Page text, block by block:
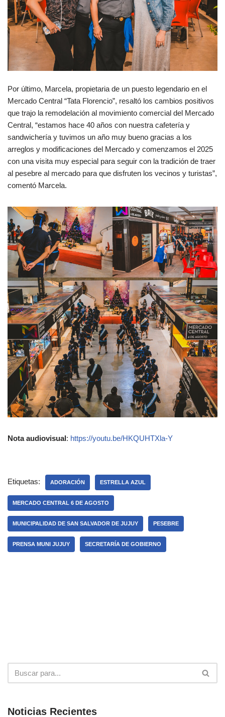
Por último, Marcela, propietaria de un puesto legendario en el
Mercado Central “Tata Florencio”, resaltó los cambios positivos
que trajo la remodelación al movimiento comercial del Mercado
Central, “estamos hace 40 años con nuestra cafetería y
sandwichería y tuvimos un año muy bueno gracias a los
arreglos y modificaciones del Mercado y comenzamos el 2025
con una visita muy especial para seguir con la tradición de traer
al pesebre al mercado para que disfruten los vecinos y turistas”,
comentó Marcela.
Nota audiovisual: https://youtu.be/HKQUHTXla-Y
Etiquetas: ADORACIÓN ESTRELLA AZUL
MERCADO CENTRAL 6 DE AGOSTO
MUNICIPALIDAD DE SAN SALVADOR DE JUJUY PESEBRE
PRENSA MUNI JUJUY SECRETARÍA DE GOBIERNO
Noticias Recientes